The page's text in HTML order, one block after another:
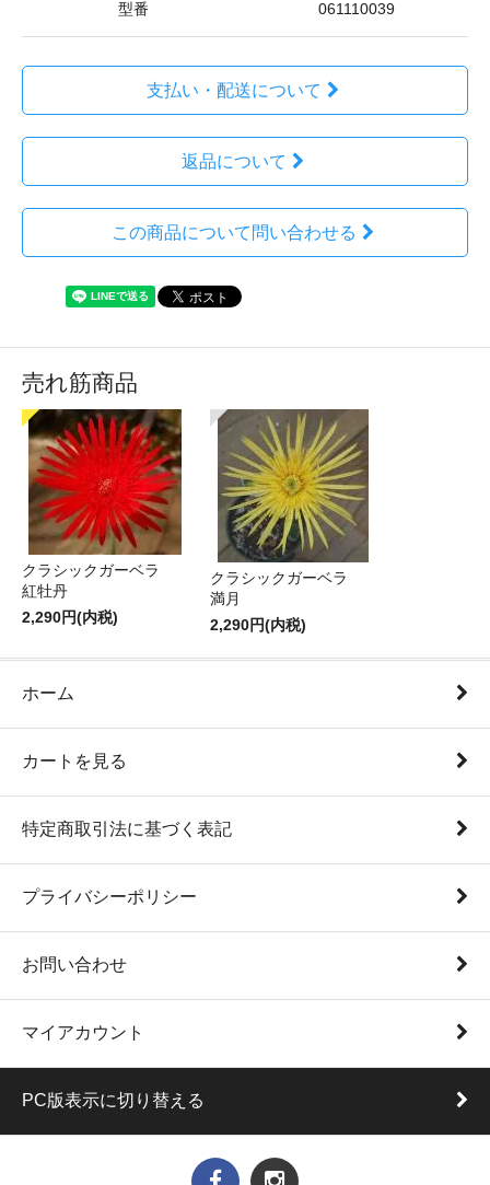
型番 061110039
支払い・配送について
返品について
この商品について問い合わせる
売れ筋商品
クラシックガーベラ
紅牡丹
2,290円(内税)
クラシックガーベラ
満月
2,290円(内税)
ホーム
カートを見る
特定商取引法に基づく表記
プライバシーポリシー
お問い合わせ
マイアカウント
PC版表示に切り替える